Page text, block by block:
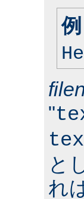
例
"
と
れ